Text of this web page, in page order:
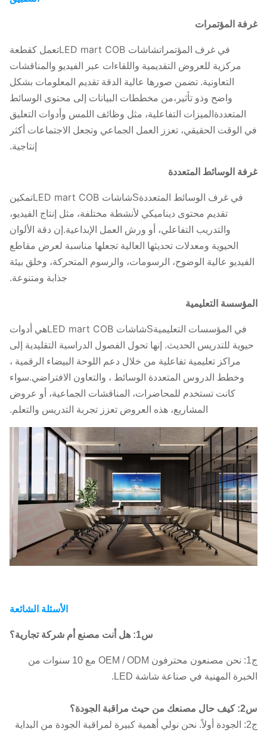
الوحدة
نوع LED COB
العرض
((ملم)
2400*1350
3000 ×
16875
3600*2025
العرض
2560*1440/
1920*1080/
1536*864
2400*1350/
1920*1080
4608*2592/
2880*1620/
2304*1296
الوزن
130KG
100KG
((التركيب
على الجدار)
180KG
((التركيب
على الحائط)
245KG
((الوقوف
((التركيب
على الجدار)
نوع
القيادة
1/36 1/36 أو 1/54 1/27 أو 1/60 1/48
العرض
16:9
مادة
الخزانة
الألومنيوم المصبوب بالموت
الصيانة الخدمة الأمامية
تصنيف
الملكية
الفكرية
الأمام: IP65 الخلف: IP30
المنشأة
الدرجة
الرمادية
16 بت
غرفة المؤتمرات
في غرف المؤتمراتشاشات LED mart COB
تعمل كقطعة
مركزية للعروض التقديمية واللقاءات عبر الفيديو والمناقشات
التعاونية. تضمن صورها عالية الدقة تقديم المعلومات بشكل
واضح وذو تأثير،من مخططات البيانات إلى محتوى الوسائط
المتعددةالميزات التفاعلية، مثل وظائف اللمس وأدوات التعليق
في الوقت الحقيقي، تعزز العمل الجماعي وتجعل الاجتماعات أكثر
إنتاجية.
غرفة الوسائط المتعددة
في غرف الوسائط المتعددةSشاشات LED mart COB
تمكين
تقديم محتوى ديناميكي لأنشطة مختلفة، مثل إنتاج الفيديو،
والتدريب التفاعلي، أو ورش العمل الإبداعية.إن دقة الألوان
الحيوية ومعدلات تحديثها العالية تجعلها مناسبة لعرض مقاطع
الفيديو عالية الوضوح، الرسومات، والرسوم المتحركة، وخلق بيئة
جذابة ومتنوعة.
المؤسسة التعليمية
في المؤسسات التعليميةSشاشات LED mart COB
هي أدوات
حيوية للتدريس الحديث. إنها تحول الفصول الدراسية التقليدية إلى
مراكز تعليمية تفاعلية من خلال دعم اللوحة البيضاء الرقمية ،
وخطط الدروس المتعددة الوسائط ، والتعاون الافتراضي.سواء
كانت تستخدم للمحاضرات، المناقشات الجماعية، أو عروض
المشاريع، هذه العروض تعزز تجربة التدريس والتعلم.
الأسئلة الشائعة
س1: هل أنت مصنع أم شركة تجارية؟
ج1: نحن مصنعون محترفون OEM / ODM مع 10 سنوات من
الخبرة المهنية في صناعة شاشة LED.
س2: كيف حال مصنعك من حيث مراقبة الجودة؟
ج2: الجودة أولاً. نحن نولي أهمية كبيرة لمراقبة الجودة من البداية